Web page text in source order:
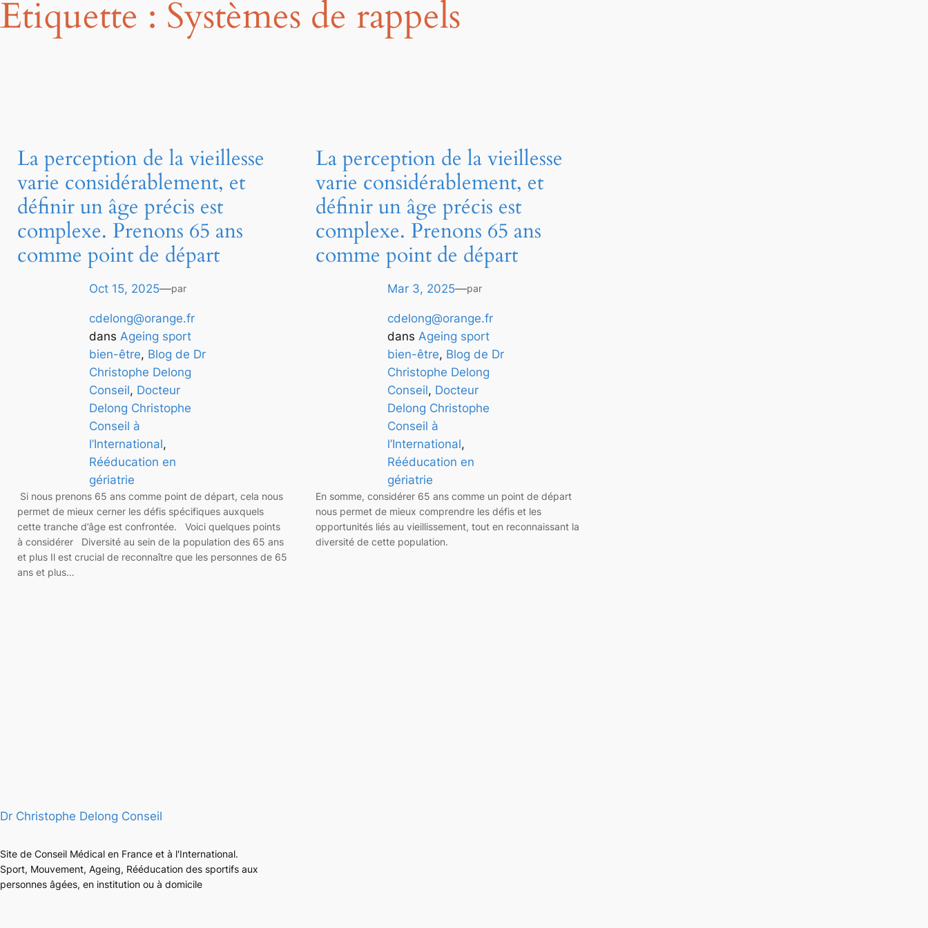
Étiquette : Systèmes de rappels
La perception de la vieillesse
varie considérablement, et
définir un âge précis est
complexe. Prenons 65 ans
comme point de départ
Oct 15, 2025—par
cdelong@orange.fr
dans Ageing sport
bien-être, Blog de Dr
Christophe Delong
Conseil, Docteur
Delong Christophe
Conseil à
l’International
Rééducation en
gériatrie
Si nous prenons 65 ans comme point de départ, cela nous
permet de mieux cerner les défis spécifiques auxquels
cette tranche d’âge est confrontée. Voici quelques points
à considérer Diversité au sein de la population des 65 ans
et plus Il est crucial de reconnaître que les personnes de 65
ans et plus…
La perception de la vieillesse
varie considérablement, et
définir un âge précis est
complexe. Prenons 65 ans
comme point de départ
Mar 3, 2025—par
cdelong@orange.fr
dans Ageing sport
bien-être, Blog de Dr
Christophe Delong
Conseil, Docteur
Delong Christophe
Conseil à
l’International
Rééducation en
gériatrie
En somme, considérer 65 ans comme un point de départ
nous permet de mieux comprendre les défis et les
opportunités liés au vieillissement, tout en reconnaissant la
diversité de cette population.
Dr Christophe Delong Conseil
Site de Conseil Médical en France et à l'International.
Sport, Mouvement, Ageing, Rééducation des sportifs aux
personnes âgées, en institution ou à domicile